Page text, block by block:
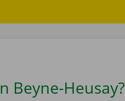
Beyne-Heusay?